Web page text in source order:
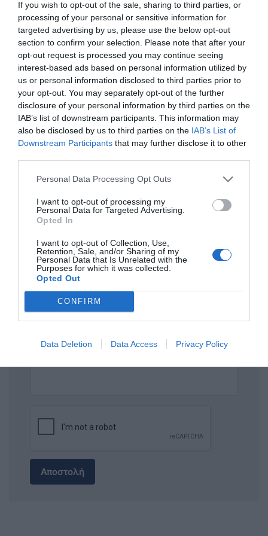
If you wish to opt-out of the sale, sharing to third parties, or
processing of your personal or sensitive information for
targeted advertising by us, please use the below opt-out
section to confirm your selection. Please note that after your
opt-out request is processed you may continue seeing
interest-based ads based on personal information utilized by
us or personal information disclosed to third parties prior to
your opt-out. You may separately opt-out of the further
disclosure of your personal information by third parties on the
IAB’s list of downstream participants. This information may
also be disclosed by us to third parties on the IAB’s List of
Downstream Participants that may further disclose it to other
Personal Data Processing Opt Outs
I want to opt-out of processing my
Personal Data for Targeted Advertising.
Opted In
I want to opt-out of Collection, Use,
Retention, Sale, and/or Sharing of my
Personal Data that Is Unrelated with the
Purposes for which it was collected.
Opted Out
CONFIRM
Data Deletion Data Access Privacy Policy
Η ανωνυμία είναι το καλύτερο κρησφύγετο δειλίας και
χυδαιότητας!
Σχόλια 0
Πρόσθεσε ένα σχόλιο
ΟΝΟΜΑ
ΤΙΤΛΟΣ
Αποστολή